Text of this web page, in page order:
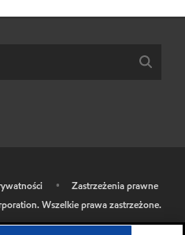
•
Zastrzeżenia prawne
Wszelkie prawa zastrzeżone.